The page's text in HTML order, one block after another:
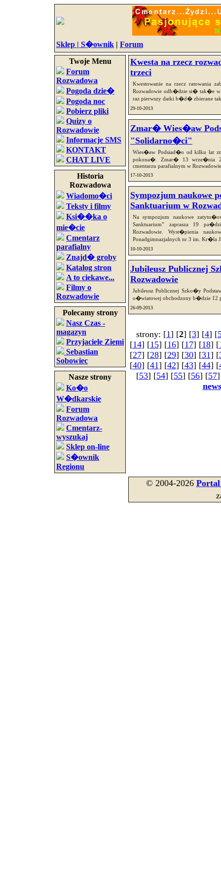
Sklep | S�ownik | Forum
Twoje Menu
Forum
Rozwadowa
Pogoda dzie�
Pogoda noc
Pobierz pliki
Quizy o
Rozwadowie
Informacje SMS
KONTAKT
CHAT LIVE
Historia
Rozwadowa
Wiadomo�ci
Teksty i filmy
Ksi��ka o
mie�cie
Cmentarz
parafialny
Znajd� groby
Katalog stron
A to ciekawe...
Filmy o
Rozwadowie
Polecamy strony
Nasz Czas -
magazyn
Przyjaciele Ziemi
Sebastian
Sobowiec
Nasze strony
Ko�o
W�dkarskie
Forum
Rozwadowa
Cmentarz-
wyszukaj
Sklep on-line
S�ownik
Regionu
Kwesta na rzecz
trzeci
Kwestowanie na rzecz ratowania
Rozwadowie odb�dzie si� tak�e
raz pierwszy datki b�d� zbierane
29-10-2013
Zmar� Wies�aw
"Solidarno�ci"
Wies�aw Podsiad�o od kilku
pokona�. Zmar� 13 wrze�nia
cmentarzu parafialnym w
17-10-2013
Sympozjum
Sanktuarium w
Na sympozjum naukowe
Sanktuarium” zaprasza 19
Rozwadowie. Wyst�pienia
Ponadgimnazjalnych nr 3 im. Kr�la
10-10-2013
Jubileusz Publicznej
Rozwadowie
Jubileusz Publicznej Szko�y
o�wiatowej obchodzony b�dzie 12
26-09-2013
strony: [1] [2] [3] [4] [
[14] [15] [16] [17] [18] [
[27] [28] [29] [30] [31] [
[40] [41] [42] [43] [44] [
[53] [54] [55] [56] [57
© 2004-2026